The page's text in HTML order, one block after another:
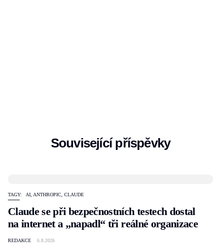
Související příspěvky
TAGY: AI, ANTHROPIC, CLAUDE
Claude se při bezpečnostních testech dostal
na internet a „napadl“ tři reálné organizace
REDAKCE 6.8.2026